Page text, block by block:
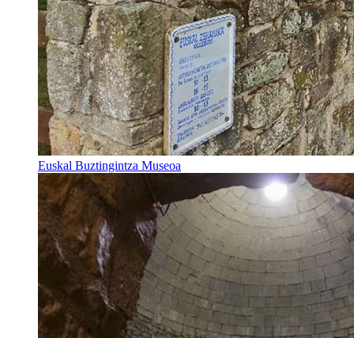
Euskal Buztingintza Museoa